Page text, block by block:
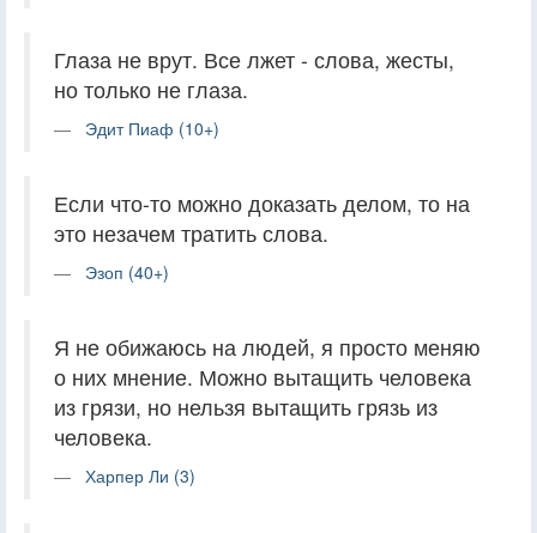
Глаза не врут. Все лжет - слова, жесты,
но только не глаза.
Эдит Пиаф (10+)
Если что-то можно доказать делом, то на
это незачем тратить слова.
Эзоп (40+)
Я не обижаюсь на людей, я просто меняю
о них мнение. Можно вытащить человека
из грязи, но нельзя вытащить грязь из
человека.
Харпер Ли (3)